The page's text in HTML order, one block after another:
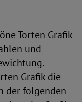
Torten Grafik
und
Grafik die
der folgenden